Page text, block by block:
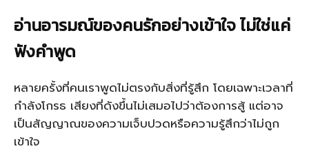
อ่านอารมณ์ของคนรักอย่างเข้าใจ ไม่ใช่แค่
ฟังคำพูด
หลายครั้งที่คนเราพูดไม่ตรงกับสิ่งที่รู้สึก โดยเฉพาะเวลาที่
กำลังโกรธ เสียงที่ดังขึ้นไม่เสมอไปว่าต้องการสู้ แต่อาจ
เป็นสัญญาณของความเจ็บปวดหรือความรู้สึกว่าไม่ถูก
เข้าใจ